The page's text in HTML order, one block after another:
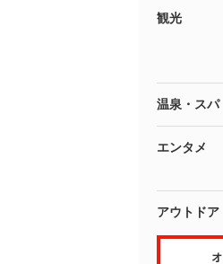
観光
温泉・スパ
エンタメ
アウトドア